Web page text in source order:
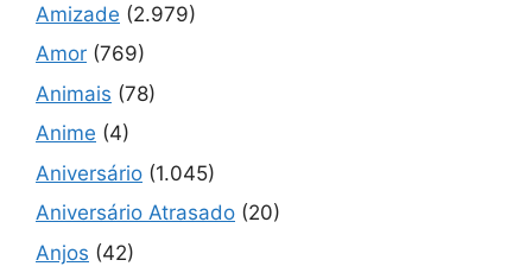
Amizade (2.979)
Amor (769)
Animais (78)
Anime (4)
Aniversário (1.045)
Aniversário Atrasado (20)
Anjos (42)